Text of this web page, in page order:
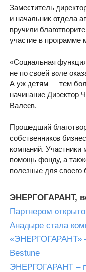
Заместитель
и начальник отдела
вручили
участие в программе
«Социальная
не по своей воле
А уж детям — тем
начинание Директор
Валеев.
Прошедший
собственников
компаний. Участники
помощь фонду, а
полезные для своего
ЭНЕРГОГАРАНТ,
Партнером
Анадыре стала
«ЭНЕРГОГАРАНТ»
Bestune
ЭНЕРГОГАРАНТ –